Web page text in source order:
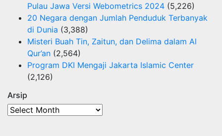
Pulau Jawa Versi Webometrics 2024 (5,226)
20 Negara dengan Jumlah Penduduk Terbanyak
di Dunia (3,388)
Misteri Buah Tin, Zaitun, dan Delima dalam Al
Qur’an (2,564)
Program DKI Mengaji Jakarta Islamic Center
(2,126)
Arsip
Arsip